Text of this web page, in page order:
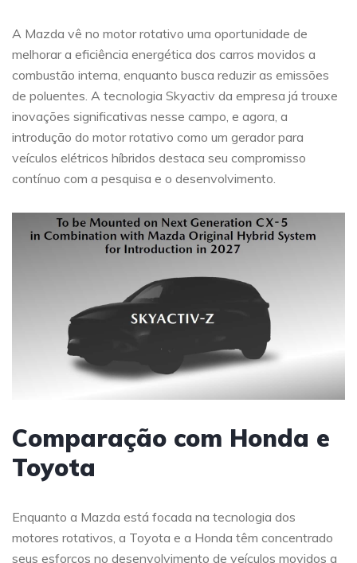
A Mazda vê no motor rotativo uma oportunidade de
melhorar a eficiência energética dos carros movidos a
combustão interna, enquanto busca reduzir as emissões
de poluentes. A tecnologia Skyactiv da empresa já trouxe
inovações significativas nesse campo, e agora, a
introdução do motor rotativo como um gerador para
veículos elétricos híbridos destaca seu compromisso
contínuo com a pesquisa e o desenvolvimento.
Comparação com Honda e
Toyota
Enquanto a Mazda está focada na tecnologia dos
motores rotativos, a Toyota e a Honda têm concentrado
seus esforços no desenvolvimento de veículos movidos a